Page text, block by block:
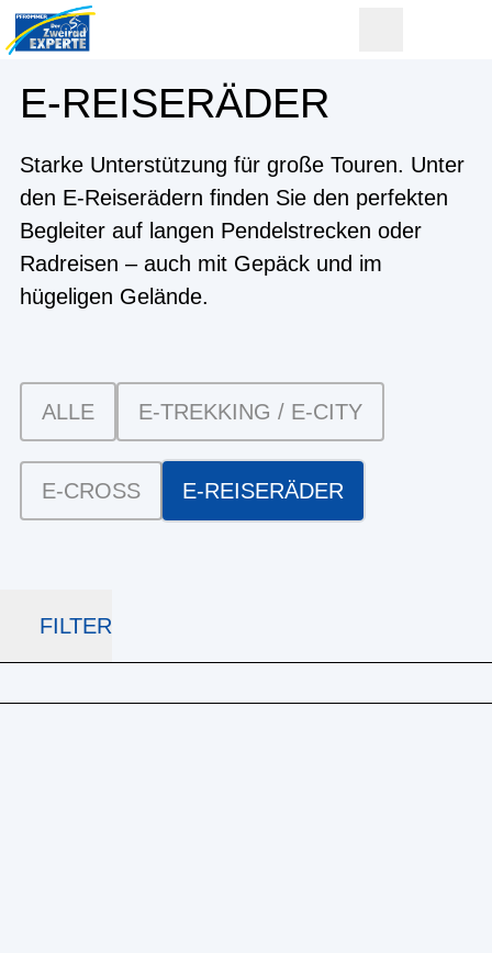
E-REISERÄDER
Starke Unterstützung für große Touren. Unter
den E-Reiserädern finden Sie den perfekten
Begleiter auf langen Pendelstrecken oder
Radreisen – auch mit Gepäck und im
hügeligen Gelände.
ALLE E-TREKKING / E-CITY
E-CROSS E-REISERÄDER
FILTER